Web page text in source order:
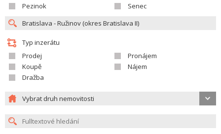
Pezinok
Senec
Typ inzerátu
Prodej
Pronájem
Koupě
Nájem
Dražba
Vybrat druh nemovitosti